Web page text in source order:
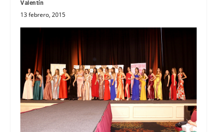
Valentín
13 febrero, 2015